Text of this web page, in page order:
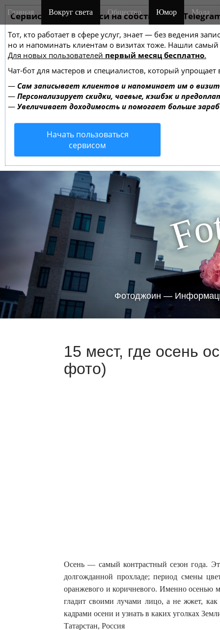
Сервис онлайн-записи на собственном
Тот, кто работает в сфере услуг, знает — без ведения
но и напоминать клиентам о визитах тоже. Нашли
Для новых пользователей первый месяц бесплатно.
Чат-бот для мастеров и специалистов, который упрощает
— Сам записывает клиентов и напоминает им о
— Персонализирует скидки, чаевые, кэшбэк и
— Увеличивает доходимость и помогает больше
Начать пользоваться
сервисом
M
a
n
m
e
n
u
i
Главная Вокруг света Общество Юмор Мода
Fo
Фотоджоин —
15 мест, где осень
фото)
Осень — самый контрастный сезон года.
долгожданной прохладе; период смены
оранжевого и коричневого. Именно осенью
гладит своими лучами лицо, а не жжет, как
кадрами осени и узнать в каких уголках
Татарстан, Россия